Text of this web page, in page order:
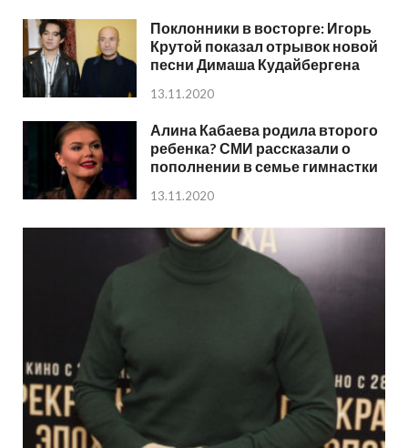
Поклонники в восторге: Игорь
Крутой показал отрывок новой
песни Димаша Кудайбергена
13.11.2020
Алина Кабаева родила второго
ребенка? СМИ рассказали о
пополнении в семье гимнастки
13.11.2020